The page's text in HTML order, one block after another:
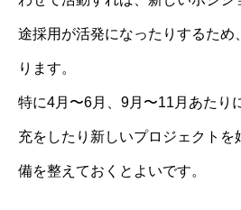
途採用が活発になったりするため
ります。
特に4月〜6月、9月〜11月あたり
充をしたり新しいプロジェクトを
備を整えておくとよいです。